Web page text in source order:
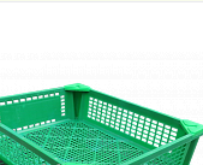
Под заказ